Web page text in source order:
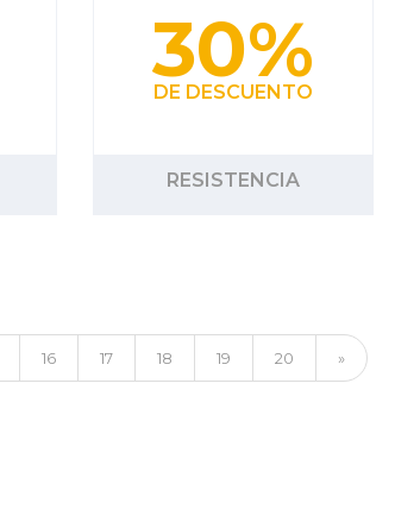
30%
DE DESCUENTO
RESISTENCIA
16 17 18 19 20 »